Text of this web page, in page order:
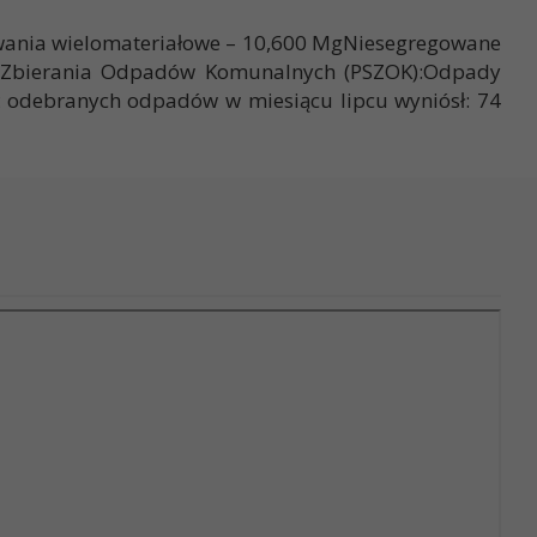
wielomateriałowe – 10,600 MgNiesegregowane
Odpadów Komunalnych (PSZOK):Odpady
odpadów w miesiącu lipcu wyniósł: 74